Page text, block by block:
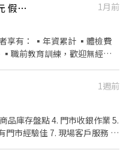
段：10:30～
👍 🔥長期工讀💰時薪 平日215元 假日230元【壽司郎💥新莊中平店】🎉學生打工
1月前
1週前
品庫存盤點 4. 門市收銀作業 5.
市經驗佳 7. 現場客戶服務 8.